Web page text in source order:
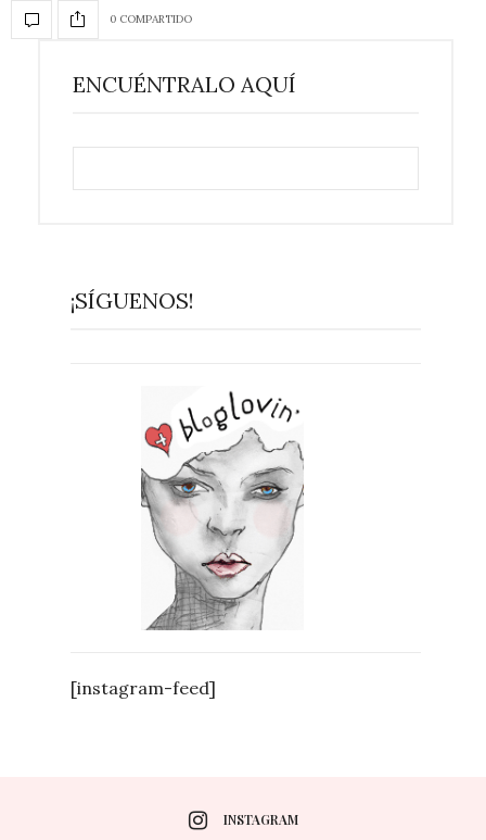
0 COMPARTIDO
ENCUÉNTRALO AQUÍ
¡SÍGUENOS!
[instagram-feed]
INSTAGRAM